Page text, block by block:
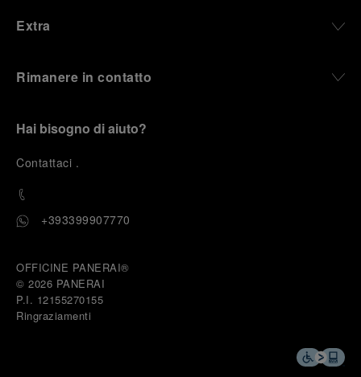
Extra
Rimanere in contatto
Hai bisogno di aiuto?
Contattaci .
+393399907770
OFFICINE PANERAI®
© 2026 PANERAI
P.I. 12155270155
Ringraziamenti